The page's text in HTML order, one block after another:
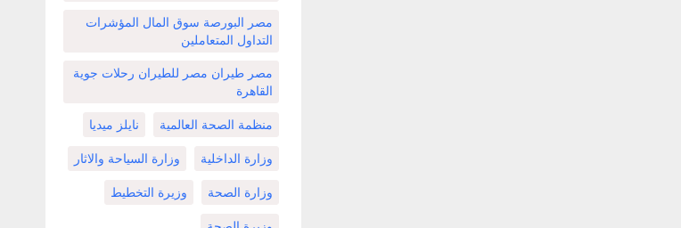
مصر البورصة سوق المال المؤشرات
التداول المتعاملين
مصر طيران مصر للطيران رحلات جوية
القاهرة
منظمة الصحة العالمية نايلز ميديا
وزارة الداخلية وزارة السياحة والاثار
وزارة الصحة وزيرة التخطيط